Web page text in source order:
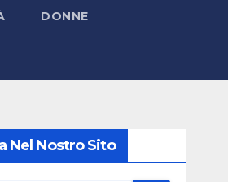
DONNE
Nel Nostro Sito